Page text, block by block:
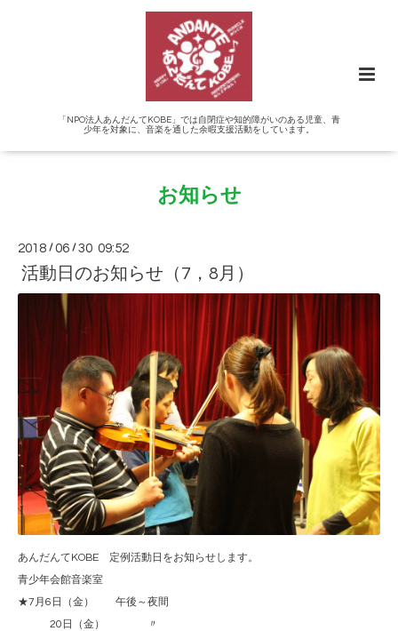
「NPO法人あんだんてKOBE」では自閉症や知的障がいのある児童、青
少年を対象に、音楽を通した余暇支援活動をしています。
お知らせ
2018 /06 /30 09:52
活動日のお知らせ（7，8月）
あんだんてKOBE 定例活動日をお知らせします。
青少年会館音楽室
★7月6日（金） 午後～夜間
20日（金） 〃